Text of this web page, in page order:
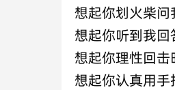
想起你划火柴问
想起你听到我回
想起你理性回击
想起你认真用手